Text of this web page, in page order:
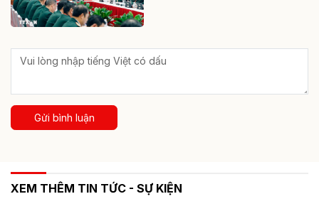
Gửi bình luận
XEM THÊM TIN TỨC - SỰ KIỆN